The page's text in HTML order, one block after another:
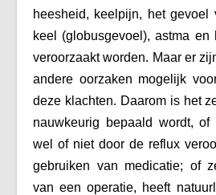
heesheid, keelpijn, het
keel (globusgevoel), astma en
veroorzaakt worden. Maar er
andere oorzaken mogelijk
deze klachten. Daarom is het
nauwkeurig bepaald wordt, of
wel of niet door de reflux
gebruiken van medicatie; of
van een operatie, heeft